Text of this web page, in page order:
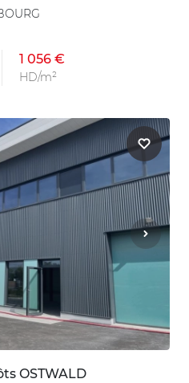
1 056 €
HD/m²
OSTWALD